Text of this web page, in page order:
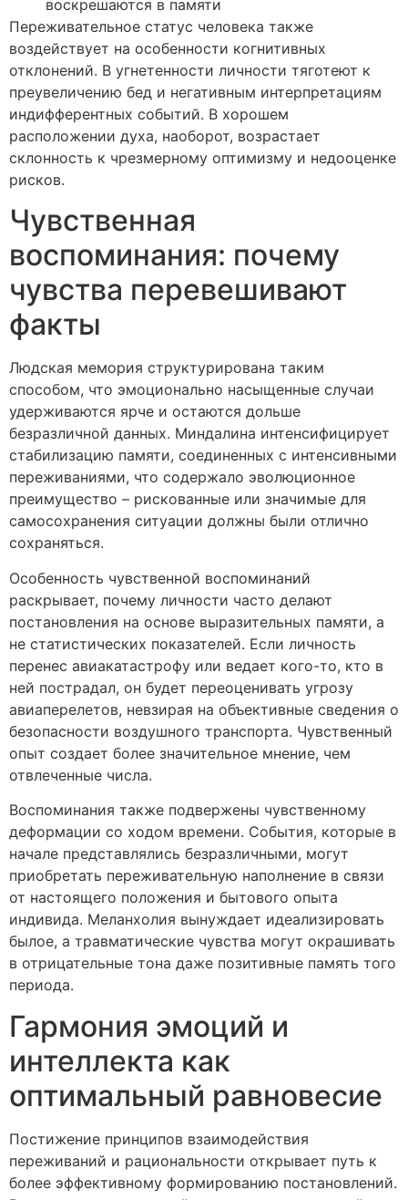
воскрешаются в памяти
Переживательное статус человека также
воздействует на особенности когнитивных
отклонений. В угнетенности личности тяготеют к
преувеличению бед и негативным интерпретациям
индифферентных событий. В хорошем
расположении духа, наоборот, возрастает
склонность к чрезмерному оптимизму и недооценке
рисков.
Чувственная
воспоминания: почему
чувства перевешивают
факты
Людская мемория структурирована таким
способом, что эмоционально насыщенные случаи
удерживаются ярче и остаются дольше
безразличной данных. Миндалина интенсифицирует
стабилизацию памяти, соединенных с интенсивными
переживаниями, что содержало эволюционное
преимущество – рискованные или значимые для
самосохранения ситуации должны были отлично
сохраняться.
Особенность чувственной воспоминаний
раскрывает, почему личности часто делают
постановления на основе выразительных памяти, а
не статистических показателей. Если личность
перенес авиакатастрофу или ведает кого-то, кто в
ней пострадал, он будет переоценивать угрозу
авиаперелетов, невзирая на объективные сведения о
безопасности воздушного транспорта. Чувственный
опыт создает более значительное мнение, чем
отвлеченные числа.
Воспоминания также подвержены чувственному
деформации со ходом времени. События, которые в
начале представлялись безразличными, могут
приобретать переживательную наполнение в связи
от настоящего положения и бытового опыта
индивида. Меланхолия вынуждает идеализировать
былое, а травматические чувства могут окрашивать
в отрицательные тона даже позитивные память того
периода.
Гармония эмоций и
интеллекта как
оптимальный равновесие
Постижение принципов взаимодействия
переживаний и рациональности открывает путь к
более эффективному формированию постановлений.